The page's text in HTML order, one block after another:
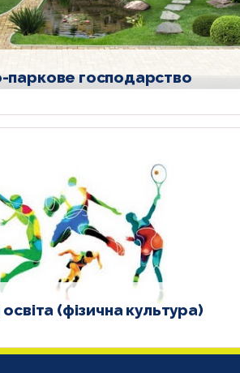
господарство
(фізична культура)